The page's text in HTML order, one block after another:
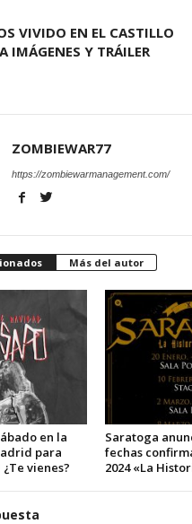
VIVIDO EN EL CASTILLO
IMÁGENES Y TRÁILER
ZOMBIEWAR77
https://zombiewarmanagement.com/
Más del autor
en la
para
vienes?
Saratoga
fechas
2024 «La